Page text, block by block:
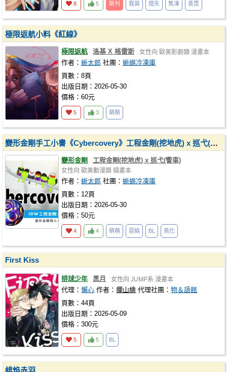
8 5 新刊 我英 燈矢 焦凍 荼毘
極限返航小料《紅線》
極限返航 洛基 X 格雷斯 女性向 歐美影劇類 漫畫本
作者：蜥太郎 社團：蜥蜴冷凍庫
頁數：8頁
出版日期：2026-05-30
價格：60元
5 3 萌萌
變形金剛手工小書《Cybercovery》工程金剛(挖地虎) x 巡弋(警車)
變形金剛 工程金剛(挖地虎) x 巡弋(警車)
女性向 歐美動漫類 插畫本
作者：蜥太郎 社團：蜥蜴冷凍庫
頁數：12頁
出版日期：2026-05-30
價格：50元
4 4 萌萌 惡搞 BL 鳥化
First Kiss
排球少年 黑月 女性向 JUMP系 漫畫本
代理：懶心 作者：攔山繪 代理社團：物＆語館
頁數：44頁
出版日期：2026-05-09
價格：300元
5 5 BL
緋焰赤羽